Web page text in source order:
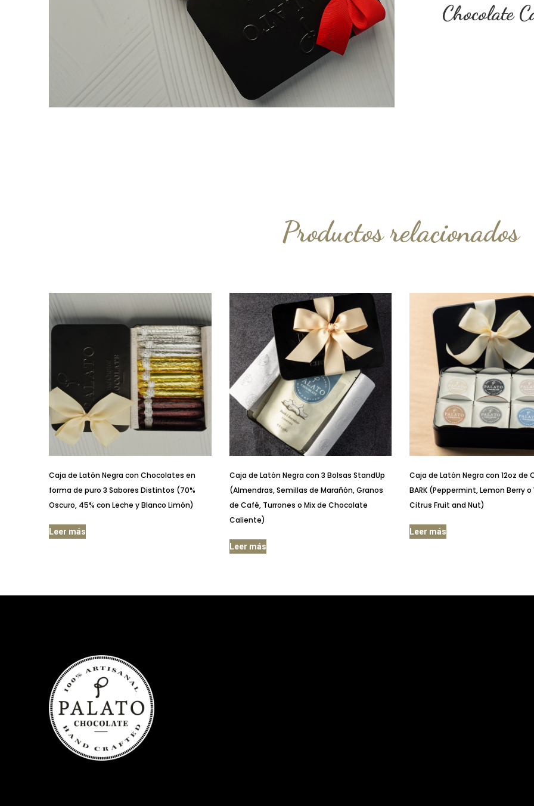
Chocolate
Productos relacionados
Caja de Latón Negra con Chocolates en
forma de puro 3 Sabores Distintos (70%
Oscuro, 45% con Leche y Blanco Limón)
Leer más
Caja de Latón Negra con 3 Bolsas StandUp
(Almendras, Semillas de Marañón, Granos
de Café, Turrones o Mix de Chocolate
Caliente)
Leer más
Caja de Latón Negra con 12oz de
BARK (Peppermint, Lemon Berry
Citrus Fruit and Nut)
Leer más